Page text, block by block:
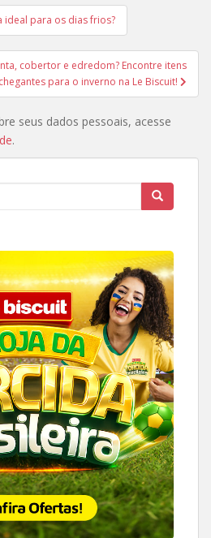
ideal para os dias frios?
cobertor e edredom? Encontre itens
para o inverno na Le Biscuit!
seus dados pessoais, acesse
.